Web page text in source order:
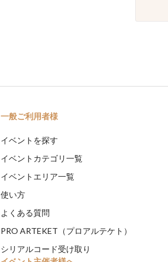
一般ご利用者様
イベントを探す
イベントカテゴリ一覧
イベントエリア一覧
使い方
よくある質問
PRO ARTEKET（プロアルテケト）
シリアルコード受け取り